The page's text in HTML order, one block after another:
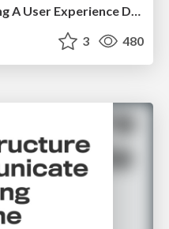
More Than Pixels: Becoming A User Experience Designer
3 480